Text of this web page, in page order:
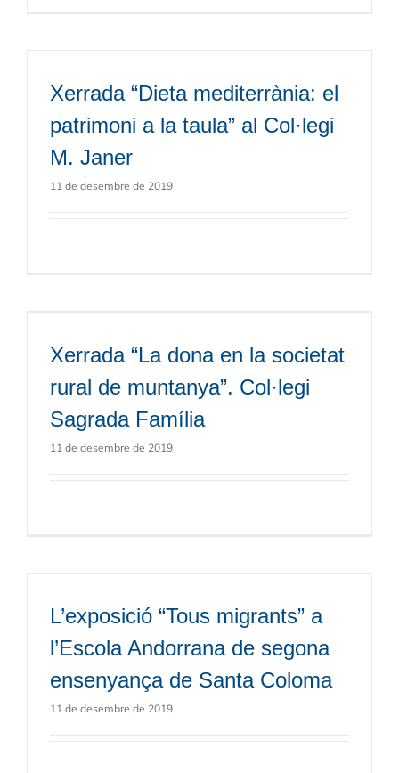
Xerrada “Dieta mediterrània: el
patrimoni a la taula” al Col·legi
M. Janer
11 de desembre de 2019
Xerrada “La dona en la societat
rural de muntanya”. Col·legi
Sagrada Família
11 de desembre de 2019
L’exposició “Tous migrants” a
l’Escola Andorrana de segona
ensenyança de Santa Coloma
11 de desembre de 2019